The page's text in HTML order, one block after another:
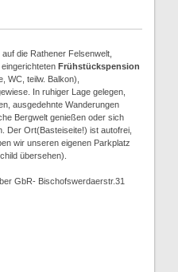
die Rathener Felsenwelt,
Frühstückspension
WC, teilw. Balkon),
In ruhiger Lage gelegen,
ausgedehnte Wanderungen
Bergwelt genießen oder sich
Der Ort(Basteiseite!) ist autofrei,
wir unseren eigenen Parkplatz
übersehen).
GbR- Bischofswerdaerstr.31